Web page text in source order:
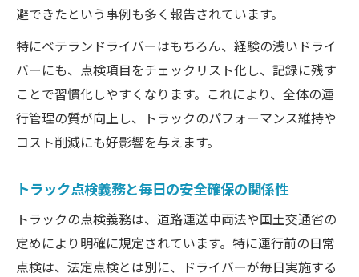
避できたという事例も多く報告されています。
特にベテランドライバーはもちろん、経験の浅いドライ
バーにも、点検項目をチェックリスト化し、記録に残す
ことで習慣化しやすくなります。これにより、全体の運
行管理の質が向上し、トラックのパフォーマンス維持や
コスト削減にも好影響を与えます。
トラック点検義務と毎日の安全確保の関係性
トラックの点検義務は、道路運送車両法や国土交通省の
定めにより明確に規定されています。特に運行前の日常
点検は、法定点検とは別に、ドライバーが毎日実施する